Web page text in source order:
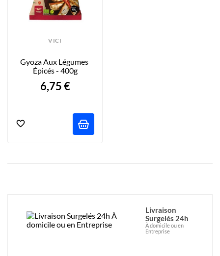
VICI
Gyoza Aux Légumes
Épicés - 400g
6,75 €
Livraison
Surgelés 24h
À domicile ou en
Entreprise